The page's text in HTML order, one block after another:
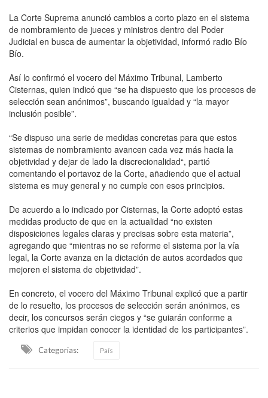
La Corte Suprema anunció cambios a corto plazo en el sistema
de nombramiento de jueces y ministros dentro del Poder
Judicial en busca de aumentar la objetividad, informó radio Bío
Bío.
Así lo confirmó el vocero del Máximo Tribunal, Lamberto
Cisternas, quien indicó que “se ha dispuesto que los procesos de
selección sean anónimos”, buscando igualdad y “la mayor
inclusión posible”.
“Se dispuso una serie de medidas concretas para que estos
sistemas de nombramiento avancen cada vez más hacia la
objetividad y dejar de lado la discrecionalidad“, partió
comentando el portavoz de la Corte, añadiendo que el actual
sistema es muy general y no cumple con esos principios.
De acuerdo a lo indicado por Cisternas, la Corte adoptó estas
medidas producto de que en la actualidad “no existen
disposiciones legales claras y precisas sobre esta materia”,
agregando que “mientras no se reforme el sistema por la vía
legal, la Corte avanza en la dictación de autos acordados que
mejoren el sistema de objetividad”.
En concreto, el vocero del Máximo Tribunal explicó que a partir
de lo resuelto, los procesos de selección serán anónimos, es
decir, los concursos serán ciegos y “se guiarán conforme a
criterios que impidan conocer la identidad de los participantes”.
Categorias: País